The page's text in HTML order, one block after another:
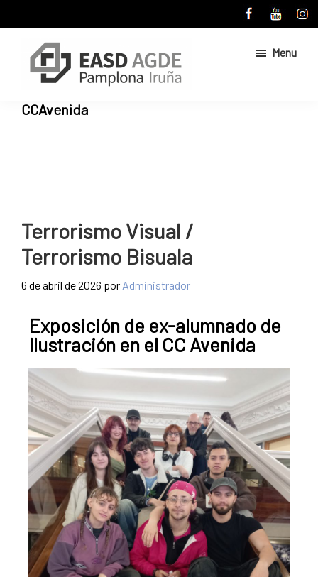
to
content
to
Escuela
de
Sitio
Superior
Diseño
Pamplona
Menu
CCAvenida
Terrorismo Visual /
Terrorismo Bisuala
6 de abril de 2026 por Administrador
Exposición de ex-alumnado de
Ilustración en el CC Avenida